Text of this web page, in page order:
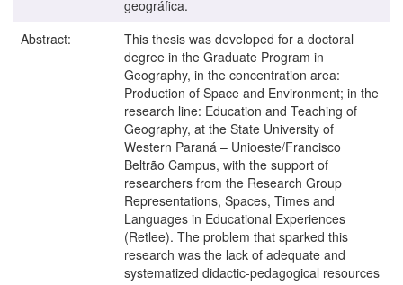
geográfica.
Abstract:
This thesis was developed for a doctoral
degree in the Graduate Program in
Geography, in the concentration area:
Production of Space and Environment; in the
research line: Education and Teaching of
Geography, at the State University of
Western Paraná – Unioeste/Francisco
Beltrão Campus, with the support of
researchers from the Research Group
Representations, Spaces, Times and
Languages in Educational Experiences
(Retlee). The problem that sparked this
research was the lack of adequate and
systematized didactic-pedagogical resources